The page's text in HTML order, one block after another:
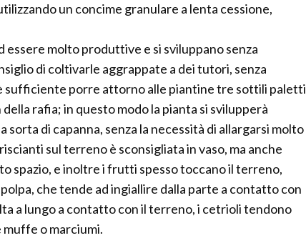
un concime granulare a lenta cessione,
molto produttive e si sviluppano senza
di coltivarle aggrappate a dei tutori, senza
sufficiente porre attorno alle piantine tre sottili paletti
rafia; in questo modo la pianta si svilupperà
sorta di capanna, senza la necessità di allargarsi molto
sul terreno è sconsigliata in vaso, ma anche
spazio, e inoltre i frutti spesso toccano il terreno,
che tende ad ingiallire dalla parte a contatto con
a lungo a contatto con il terreno, i cetrioli tendono
muffe o marciumi.